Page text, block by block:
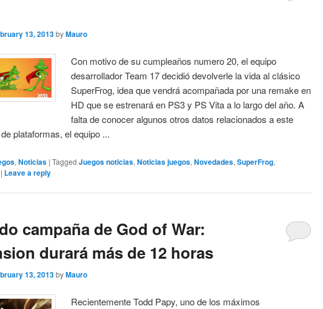
13, 2013 byMauro
Con motivo de su cumpleaños numero 20, el equipo
desarrollador Team 17 decidió devolverle la vida al clásico
SuperFrog, idea que vendrá acompañada por una remake en
HD que se estrenará en PS3 y PS Vita a lo largo del año. A
falta de conocer algunos otros datos relacionados a este
plataformas, el equipo ...
,Noticias |Tagged Juegos noticias,Noticias juegos,Novedades,SuperFrog,
| Leave a reply
campaña de God of War:
durará más de 12 horas
13, 2013 byMauro
Recientemente Todd Papy, uno de los máximos